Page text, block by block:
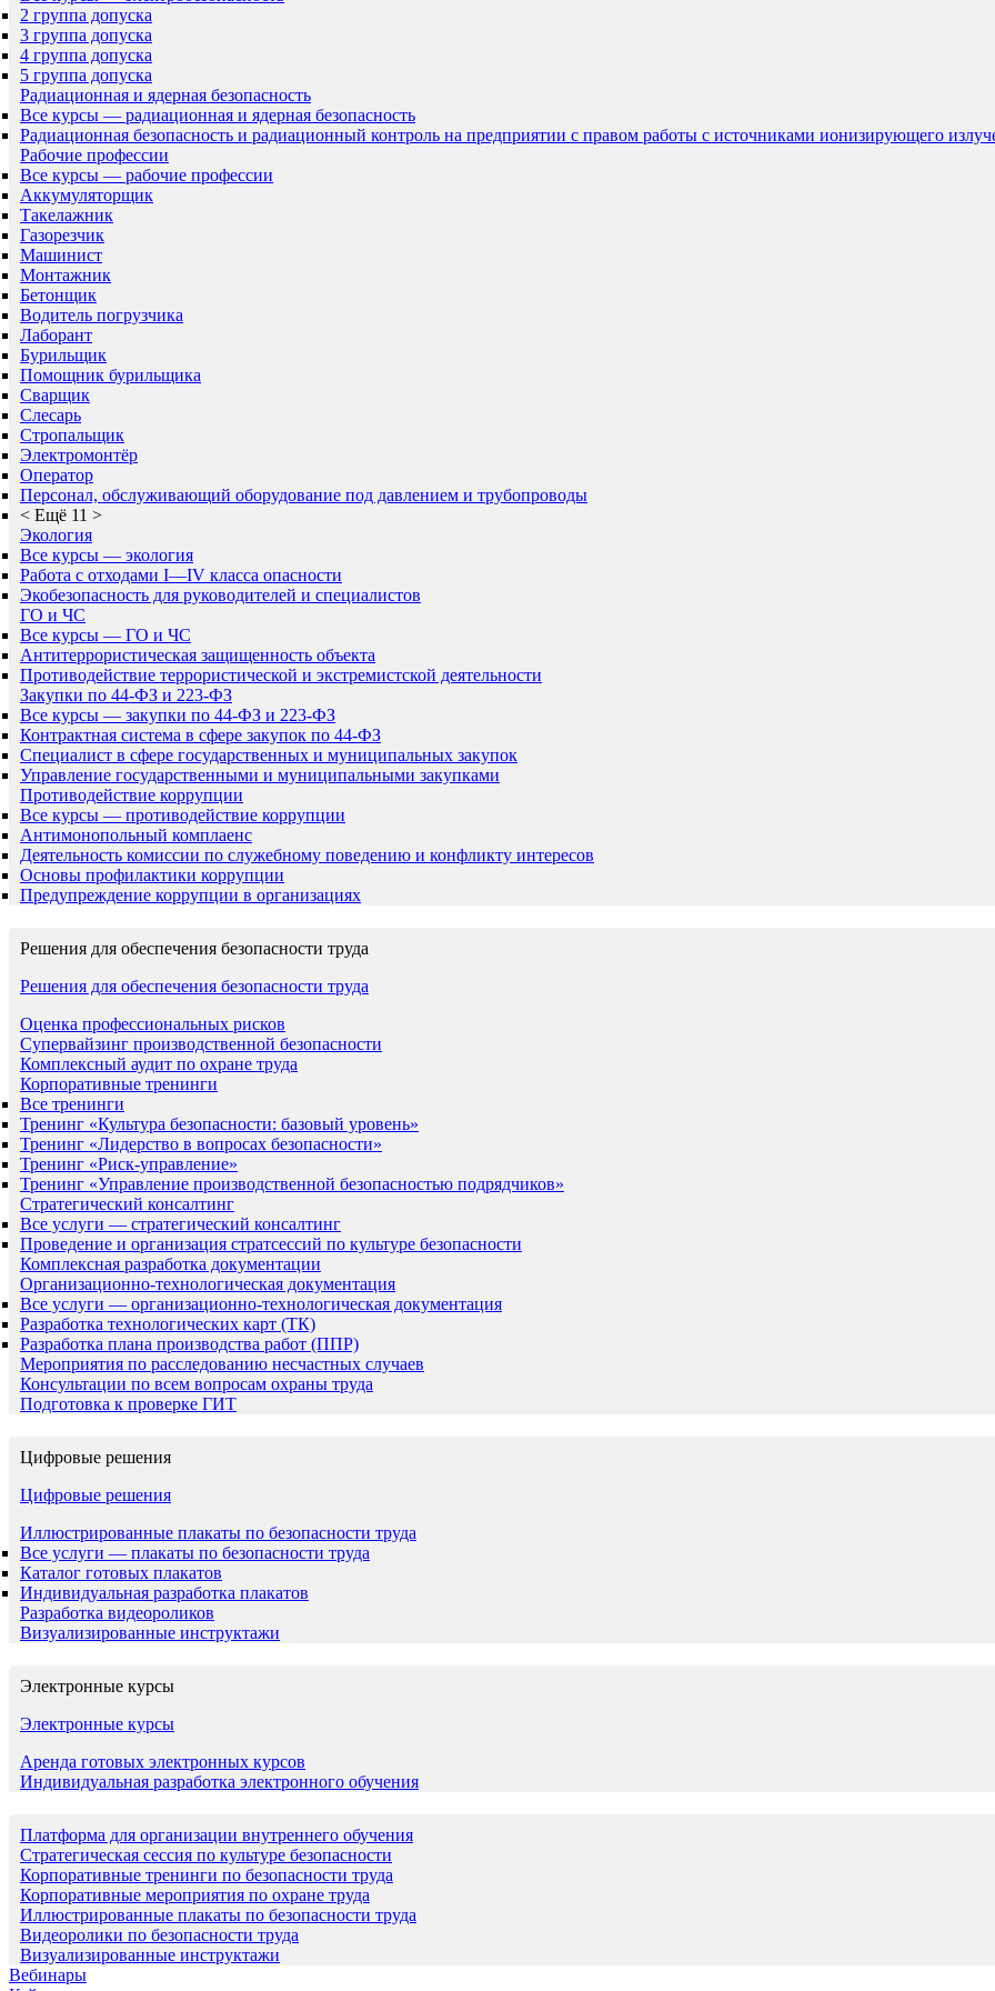
2 группа допуска
3 группа допуска
4 группа допуска
5 группа допуска
Радиационная и ядерная безопасность
Все курсы — радиационная и ядерная безопасность
Радиационная безопасность и радиационный контроль на предприятии с правом работы с источниками ионизирующего
Рабочие профессии
Все курсы — рабочие профессии
Аккумуляторщик
Такелажник
Газорезчик
Машинист
Монтажник
Бетонщик
Водитель погрузчика
Лаборант
Бурильщик
Помощник бурильщика
Сварщик
Слесарь
Стропальщик
Электромонтёр
Оператор
Персонал, обслуживающий оборудование под давлением и трубопроводы
< Ещё 11 >
Экология
Все курсы — экология
Работа с отходами I—IV класса опасности
Экобезопасность для руководителей и специалистов
ГО и ЧС
Все курсы — ГО и ЧС
Антитеррористическая защищенность объекта
Противодействие террористической и экстремистской деятельности
Закупки по 44-ФЗ и 223-ФЗ
Все курсы — закупки по 44-ФЗ и 223-ФЗ
Контрактная система в сфере закупок по 44-ФЗ
Специалист в сфере государственных и муниципальных закупок
Управление государственными и муниципальными закупками
Противодействие коррупции
Все курсы — противодействие коррупции
Антимонопольный комплаенс
Деятельность комиссии по служебному поведению и конфликту интересов
Основы профилактики коррупции
Предупреждение коррупции в организациях
Решения для обеспечения безопасности труда
Решения для обеспечения безопасности труда
Оценка профессиональных рисков
Супервайзинг производственной безопасности
Комплексный аудит по охране труда
Корпоративные тренинги
Все тренинги
Тренинг «Культура безопасности: базовый уровень»
Тренинг «Лидерство в вопросах безопасности»
Тренинг «Риск-управление»
Тренинг «Управление производственной безопасностью подрядчиков»
Стратегический консалтинг
Все услуги — стратегический консалтинг
Проведение и организация стратсессий по культуре безопасности
Комплексная разработка документации
Организационно-технологическая документация
Все услуги — организационно-технологическая документация
Разработка технологических карт (ТК)
Разработка плана производства работ (ППР)
Мероприятия по расследованию несчастных случаев
Консультации по всем вопросам охраны труда
Подготовка к проверке ГИТ
Цифровые решения
Цифровые решения
Иллюстрированные плакаты по безопасности труда
Все услуги — плакаты по безопасности труда
Каталог готовых плакатов
Индивидуальная разработка плакатов
Разработка видеороликов
Визуализированные инструктажи
Электронные курсы
Электронные курсы
Аренда готовых электронных курсов
Индивидуальная разработка электронного обучения
Платформа для организации внутреннего обучения
Стратегическая сессия по культуре безопасности
Корпоративные тренинги по безопасности труда
Корпоративные мероприятия по охране труда
Иллюстрированные плакаты по безопасности труда
Видеоролики по безопасности труда
Визуализированные инструктажи
Вебинары